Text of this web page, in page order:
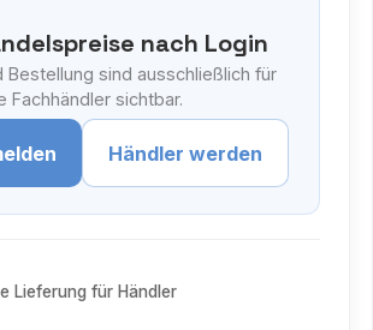
nach Login
Bestellung sind ausschließlich für
Fachhändler sichtbar.
Händler werden
Lieferung für Händler